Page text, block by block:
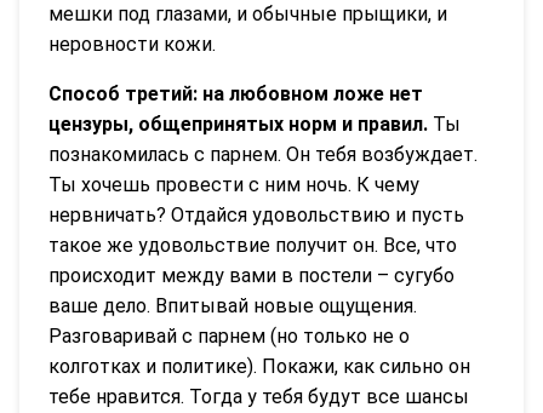
мешки под глазами, и обычные прыщики, и
неровности кожи.
Способ третий: на любовном ложе нет
цензуры, общепринятых норм и правил. Ты
познакомилась с парнем. Он тебя возбуждает.
Ты хочешь провести с ним ночь. К чему
нервничать? Отдайся удовольствию и пусть
такое же удовольствие получит он. Все, что
происходит между вами в постели – сугубо
ваше дело. Впитывай новые ощущения.
Разговаривай с парнем (но только не о
колготках и политике). Покажи, как сильно он
тебе нравится. Тогда у тебя будут все шансы